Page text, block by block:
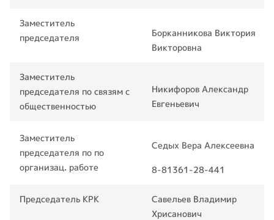
Заместитель
председателя
Борканникова Виктория
Викторовна
Заместитель
председателя по связям с
общественностью
Никифоров Александр
Евгеньевич
Заместитель
председателя по по
организац. работе
Седых Вера Алексеевна
8-81361-28-441
Председатель КРК
Савельев Владимир
Хрисанович